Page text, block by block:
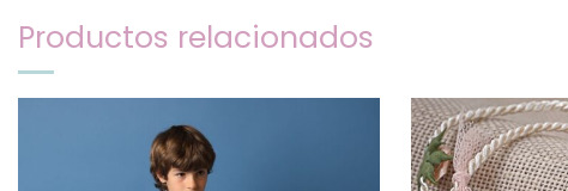
Productos relacionados